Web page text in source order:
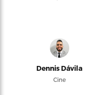
Dennis Dávila
Cine